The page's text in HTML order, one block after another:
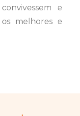
e
melhores e